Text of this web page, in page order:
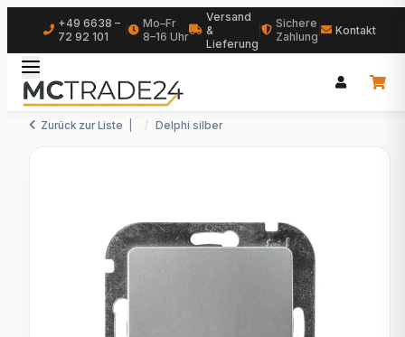
+49 6638 –
72 92 101
Mo–Fr
8–16 Uhr
Versand
&
Lieferung
Sichere
Zahlung
Kontakt
Zurück zur Liste Delphi silber